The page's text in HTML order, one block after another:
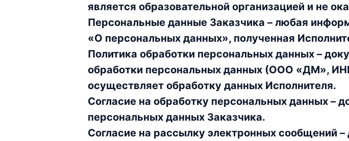
является образовательной организацией и не
Персональные данные Заказчика – любая
«О персональных данных», полученная
Политика обработки персональных данных –
обработки персональных данных (ООО «ДМ»,
осуществляет обработку данных Исполнителя.
Согласие на обработку персональных данных –
персональных данных Заказчика.
Согласие на рассылку электронных сообщений